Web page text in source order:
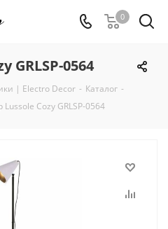
0
GRLSP-0564
| Electro Decor - Каталог -
Cozy GRLSP-0564